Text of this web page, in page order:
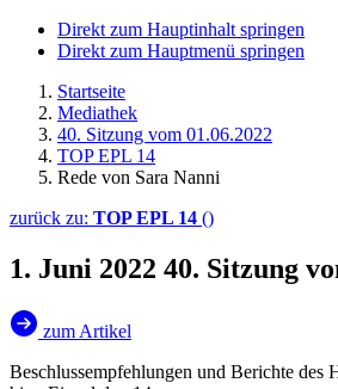
Direkt zum Hauptinhalt springen
Direkt zum Hauptmenü springen
Startseite
Mediathek
40. Sitzung vom 01.06.2022
TOP EPL 14
Rede von Sara Nanni
zurück zu: TOP EPL 14 ()
1. Juni 2022 40. Sitzung
zum Artikel
Beschlussempfehlungen und Berichte des